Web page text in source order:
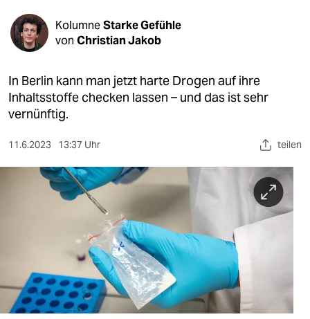
öko
gesellschaft
kultur
sport
nord
wahrheit
veranstaltungen
shop
KolumneStarke Gefühle
von Christian Jakob
In Berlin kann man jetzt harte Drogen auf ihre
Inhaltsstoffe checken lassen – und das ist sehr
vernünftig.
11.6.2023 13:37 Uhr teilen